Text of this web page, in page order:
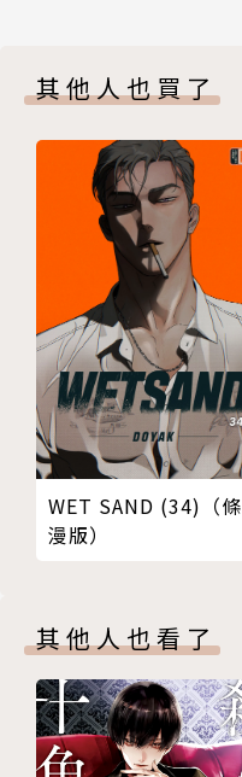
封底
其他人也買了
WET SAND (34)（條
漫版）
其他人也看了